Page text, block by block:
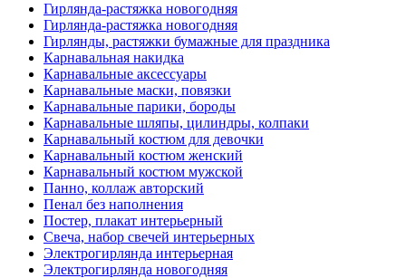
Гирлянда-растяжка новогодняя
Гирлянда-растяжка новогодняя
Гирлянды, растяжки бумажные для праздника
Карнавальная накидка
Карнавальные аксессуары
Карнавальные маски, повязки
Карнавальные парики, бороды
Карнавальные шляпы, цилиндры, колпаки
Карнавальный костюм для девочки
Карнавальный костюм женский
Карнавальный костюм мужской
Панно, коллаж авторский
Пенал без наполнения
Постер, плакат интерьерный
Свеча, набор свечей интерьерных
Электрогирлянда интерьерная
Электрогирлянда новогодняя